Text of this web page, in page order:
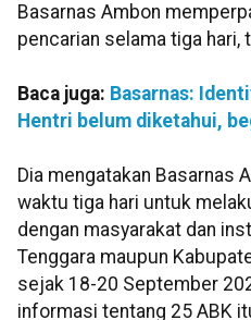
Basarnas Ambon
pencarian selama tiga hari,
Baca juga: Basarnas:
Hentri belum diketahui,
Dia mengatakan Basarnas
waktu tiga hari untuk
dengan masyarakat dan
Tenggara maupun
sejak 18-20 September
informasi tentang 25 ABK